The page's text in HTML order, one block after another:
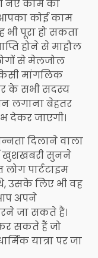
नए काम की
कोई काम
पूरा हो सकता
होने से माहौल
से मेलजोल
मांगलिक
के सभी सदस्य
लगाना बेहतर
देकर जाएगी।
दिलाने वाला
खुशखबरी सुनने
पार्टटाइम
उसके लिए भी वह
अपने
जा सकते हैं।
सकते हैं जो
यात्रा पर जा